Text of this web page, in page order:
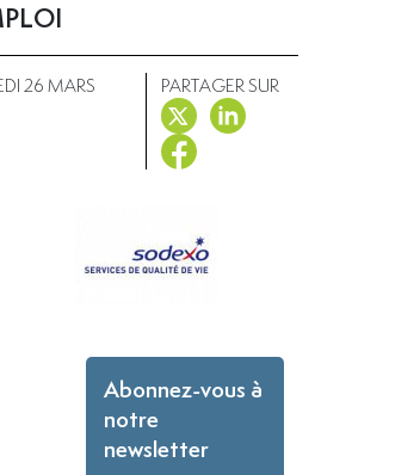
26 MARS
PARTAGER SUR
Abonnez-vous à
notre
newsletter